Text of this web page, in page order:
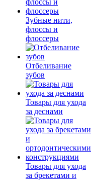
Зубные нити,
флоссы и
флоссеры
Отбеливание
зубов
Товары для ухода
за деснами
Товары для ухода
за брекетами и